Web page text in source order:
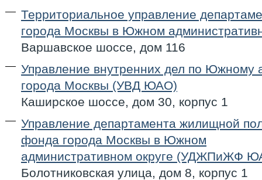
Территориальное управление
города Москвы в Южном
Варшавское шоссе, дом 116
Управление внутренних дел по Южному
города Москвы (УВД ЮАО)
Каширское шоссе, дом 30, корпус 1
Управление департамента жилищной
фонда города Москвы в Южном
административном округе (УДЖПиЖФ
Болотниковская улица, дом 8, корпус 1